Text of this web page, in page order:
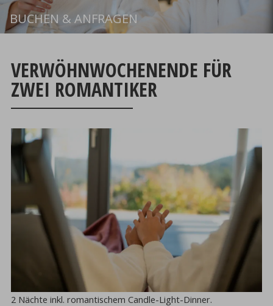
BUCHEN & ANFRAGEN Buchen
VERWÖHNWOCHENENDE FÜR
ZWEI ROMANTIKER
2 Nächte inkl. romantischem Candle-Light-Dinner.